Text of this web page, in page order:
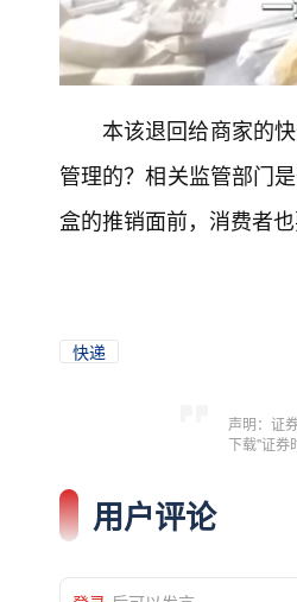
本该退回给商家的
管理的？相关监管部门
盒的推销面前，消费者也
快递
声明：证
下载"证券
用户评论